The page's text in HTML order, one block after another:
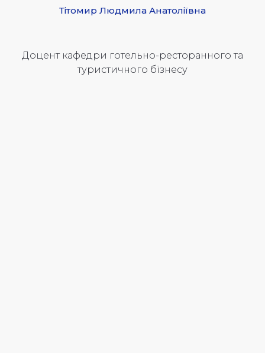
Тітомир Людмила Анатоліївна
Доцент кафедри готельно-ресторанного та
туристичного бізнесу